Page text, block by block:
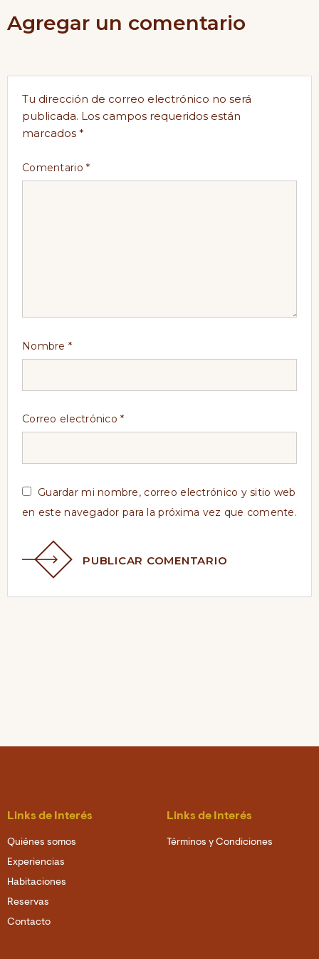
Agregar un comentario
Tu dirección de correo electrónico no será
publicada. Los campos requeridos están
marcados *
Comentario*
Nombre *
Correo electrónico*
Guardar mi nombre, correo electrónico y sitio web
en este navegador para la próxima vez que comente.
PUBLICAR COMENTARIO
Links de Interés
Quiénes somos
Experiencias
Habitaciones
Reservas
Contacto
Links de Interés
Términos y Condiciones